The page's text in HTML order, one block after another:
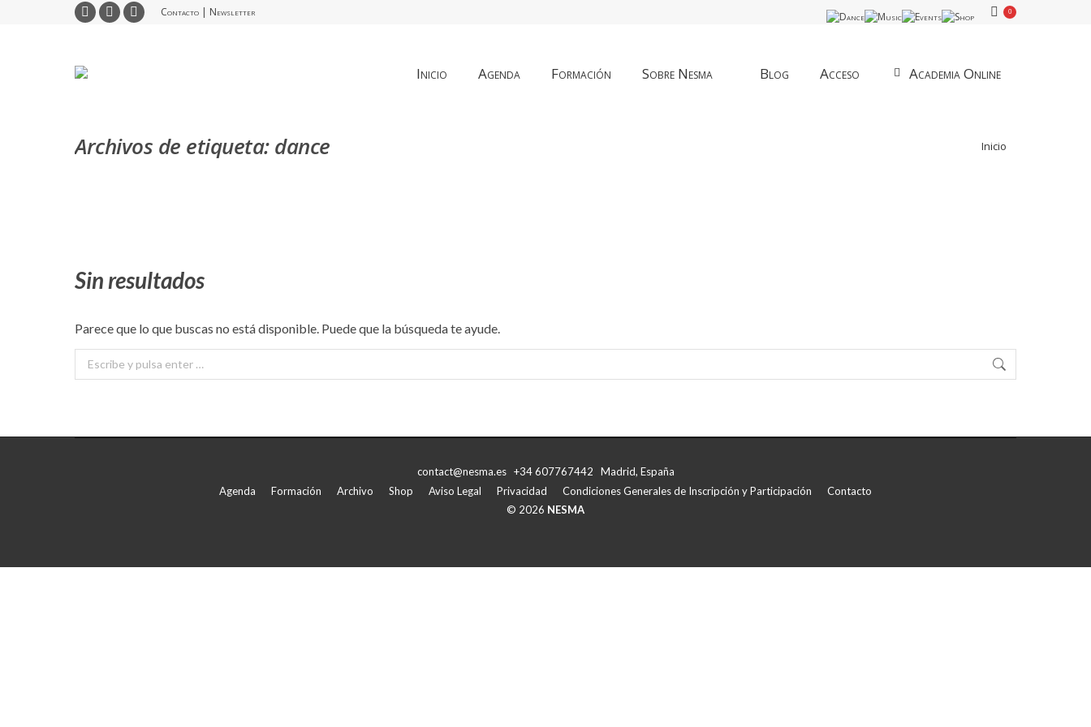
Facebook
opens
X
Instagram
Contacto | Newsletter 0
Inicio Agenda Formación Sobre Nesma Blog Acceso Academia Online
Archivos de etiqueta:dance Estás aquí:
Inicio
Sin resultados
Parece que lo que buscas no está disponible. Puede que la búsqueda te ayude.
Buscar:
contact@nesma.es +34 607767442 Madrid, España
Agenda
Formación Archivo Shop Aviso Legal Privacidad Condiciones Generales de Inscripción y Participación
Contacto
© 2026 NESMA